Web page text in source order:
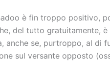
è fin troppo positivo,
del tutto gratuitamente,
anche se, purtroppo, al di
sul versante opposto